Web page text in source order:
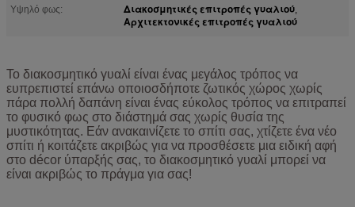
Υψηλό φως:
Διακοσμητικές επιτροπές γυαλιού,
Αρχιτεκτονικές επιτροπές γυαλιού
Το διακοσμητικό γυαλί είναι ένας μεγάλος τρόπος να
ευπρεπιστεί επάνω οποιοσδήποτε ζωτικός χώρος χωρίς
πάρα πολλή δαπάνη είναι ένας εύκολος τρόπος να επιτραπεί
το φυσικό φως στο διάστημά σας χωρίς θυσία της
μυστικότητας. Εάν ανακαινίζετε το σπίτι σας, χτίζετε ένα νέο
σπίτι ή κοιτάζετε ακριβώς για να προσθέσετε μια ειδική αφή
στο décor ύπαρξής σας, το διακοσμητικό γυαλί μπορεί να
είναι ακριβώς το πράγμα για σας!